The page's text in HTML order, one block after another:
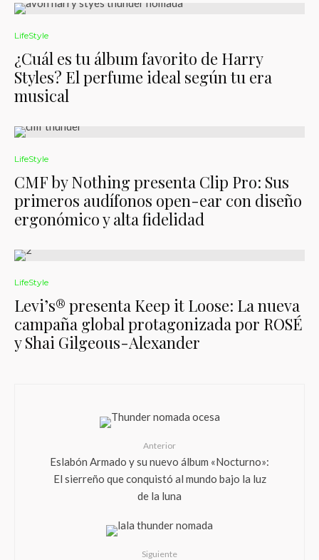
LifeStyle
¿Cuál es tu álbum favorito de Harry
Styles? El perfume ideal según tu era
musical
LifeStyle
CMF by Nothing presenta Clip Pro: Sus
primeros audífonos open-ear con diseño
ergonómico y alta fidelidad
LifeStyle
Levi’s® presenta Keep it Loose: La nueva
campaña global protagonizada por ROSÉ
y Shai Gilgeous-Alexander
Anterior
Eslabón Armado y su nuevo álbum «Nocturno»:
El sierreño que conquistó al mundo bajo la luz
de la luna
Siguiente